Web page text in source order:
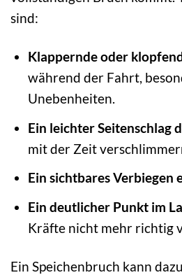
sind:
Klappernde oder
während der Fahrt,
Unebenheiten.
Ein leichter Seitenschlag
mit der Zeit
Ein sichtbares Verbiegen
Ein deutlicher Punkt im
Kräfte nicht mehr richtig
Ein Speichenbruch kann